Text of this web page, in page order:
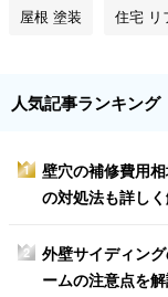
屋根 塗装 住宅 リ
人気記事ランキング
1
壁穴の補修費用
の対処法も詳し
2
外壁サイディン
ームの注意点を